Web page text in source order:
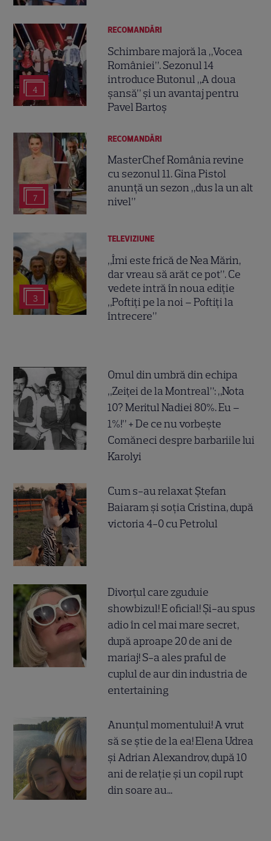
4
RECOMANDĂRI
Schimbare majoră la „Vocea
României”. Sezonul 14
introduce Butonul „A doua
șansă” și un avantaj pentru
Pavel Bartoș
7
RECOMANDĂRI
MasterChef România revine
cu sezonul 11. Gina Pistol
anunță un sezon „dus la un alt
nivel”
3
TELEVIZIUNE
„Îmi este frică de Nea Mărin,
dar vreau să arăt ce pot”. Ce
vedete intră în noua ediție
„Poftiți pe la noi – Poftiți la
întrecere”
Omul din umbră din echipa
„Zeiței de la Montreal”: „Nota
10? Meritul Nadiei 80%. Eu –
1%!” + De ce nu vorbește
Comăneci despre barbariile lui
Karolyi
Cum s-au relaxat Ștefan
Baiaram și soția Cristina, după
victoria 4-0 cu Petrolul
Divorțul care zguduie
showbizul! E oficial! Și-au spus
adio în cel mai mare secret,
după aproape 20 de ani de
mariaj! S-a ales praful de
cuplul de aur din industria de
entertaining
Anunțul momentului! A vrut
să se știe de la ea! Elena Udrea
și Adrian Alexandrov, după 10
ani de relație și un copil rupt
din soare au...